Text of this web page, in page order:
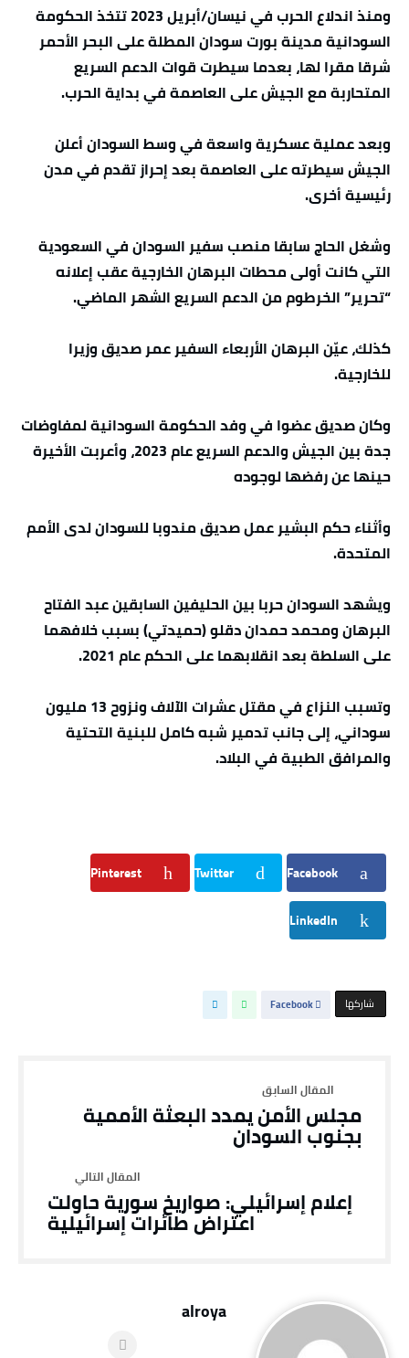
ومنذ اندلاع الحرب في نيسان/أبريل 2023 تتخذ الحكومة
السودانية مدينة بورت سودان المطلة على البحر الأحمر
شرقا مقرا لها، بعدما سيطرت قوات الدعم السريع
المتحاربة مع الجيش على العاصمة في بداية الحرب.
وبعد عملية عسكرية واسعة في وسط السودان أعلن
الجيش سيطرته على العاصمة بعد إحراز تقدم في مدن
رئيسية أخرى.
وشغل الحاج سابقا منصب سفير السودان في السعودية
التي كانت أولى محطات البرهان الخارجية عقب إعلانه
“تحرير” الخرطوم من الدعم السريع الشهر الماضي.
كذلك، عيّن البرهان الأربعاء السفير عمر صديق وزيرا
للخارجية.
وكان صديق عضوا في وفد الحكومة السودانية لمفاوضات
جدة بين الجيش والدعم السريع عام 2023، وأعربت الأخيرة
حينها عن رفضها لوجوده
وأثناء حكم البشير عمل صديق مندوبا للسودان لدى الأمم
المتحدة.
ويشهد السودان حربا بين الحليفين السابقين عبد الفتاح
البرهان ومحمد حمدان دقلو (حميدتي) بسبب خلافهما
على السلطة بعد انقلابهما على الحكم عام 2021.
وتسبب النزاع في مقتل عشرات الآلاف ونزوح 13 مليون
سوداني، إلى جانب تدمير شبه كامل للبنية التحتية
والمرافق الطبية في البلاد.
Facebook
Twitter
Pinterest
LinkedIn
‫‫ شاركها‬ Facebook
مجلس الأمن يمدد البعثة الأممية
بجنوب السودان
إعلام إسرائيلي: صواريخ سورية حاولت
اعتراض طائرات إسرائيلية
alroya